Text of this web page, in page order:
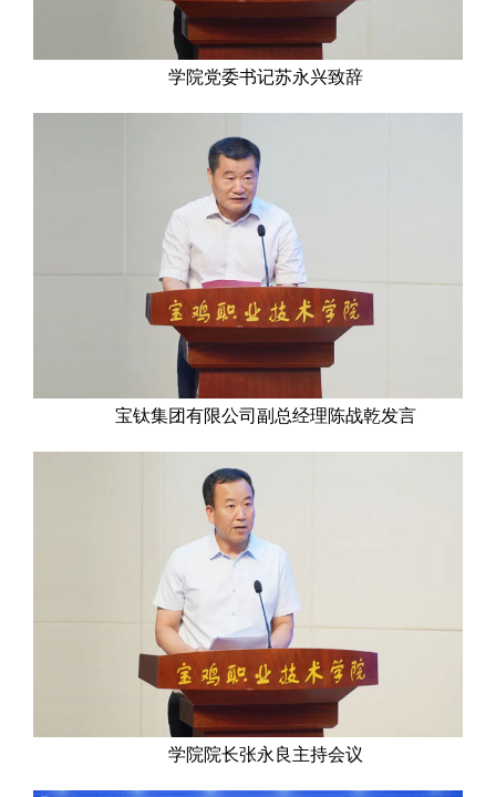
学院党委书记苏永兴致辞
宝钛集团有限公司副总经理陈战乾发言
学院院长张永良主持会议